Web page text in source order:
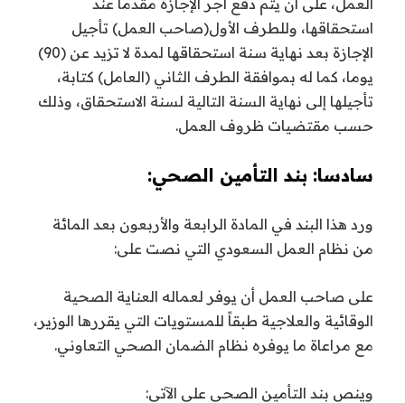
استحقاقها، وللطرف الأول(صاحب العمل) تأجيل
الإجازة بعد نهاية سنة استحقاقها لمدة لا تزيد عن (90)
يوما، كما له بموافقة الطرف الثاني (العامل) كتابة،
تأجيلها إلى نهاية السنة التالية لسنة الاستحقاق، وذلك
حسب مقتضيات ظروف العمل.
سادسا: بند التأمين الصحي:
ورد هذا البند في المادة الرابعة والأربعون بعد المائة
من نظام العمل السعودي التي نصت على:
على صاحب العمل أن يوفر لعماله العناية الصحية
الوقائية والعلاجية طبقاً للمستويات التي يقررها الوزير،
مع مراعاة ما يوفره نظام الضمان الصحي التعاوني.
وينص بند التأمين الصحي على الآتي: